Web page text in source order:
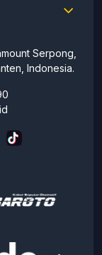
Serpong,
Indonesia.